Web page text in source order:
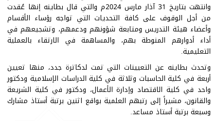
وانتهت بتاريخ 31 آذار مارس 2024م والتي قال بطاينه إنها عُقدت
من أجل الوقوف على كافة التحديات التي تواجه رؤساء الأقسام
وأعضاء هيئة التدريس ومتابعة شؤونهم ودعمهم، وتشجيعهم في
أداء أدوارهم المنوطة بهم، والمساهمة في الارتقاء بالعملية
التعليمية.
وتحدث بطاينه عن التعيينات التي تمت لدكاترة جدد، منها تعيين
أربعة في كلية الحاسبات وثلاثة في كلية الدراسات الإسلامية ودكتور
واحد في كلية الاقتصاد وإدارة الأعمال، ودكتور في كلية الشريعة
والقانون، مشيراً إلى رتبهم العلمية بواقع اثنين برتبة أستاذ مشارك
وسبعة برتبة أستاذ مساعد.